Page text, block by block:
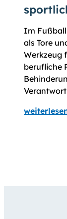
Im
als Tore
Werkzeug
berufliche